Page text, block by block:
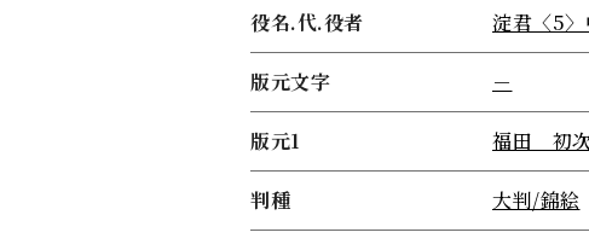
役名.代.役者 淀君〈5
版元文字 －
版元1 福田 初
判種 大判/錦絵